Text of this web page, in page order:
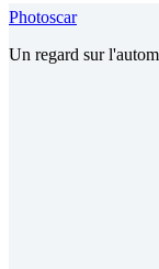
Photoscar
Un regard sur